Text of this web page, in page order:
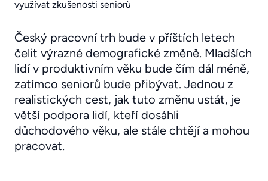
Český pracovní trh bude v příštích letech
čelit výrazné demografické změně. Mladších
lidí v produktivním věku bude čím dál méně,
zatímco seniorů bude přibývat. Jednou z
realistických cest, jak tuto změnu ustát, je
větší podpora lidí, kteří dosáhli
důchodového věku, ale stále chtějí a mohou
pracovat.